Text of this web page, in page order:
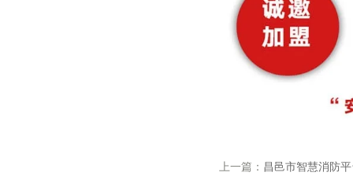
上一篇： 昌邑市智慧消防